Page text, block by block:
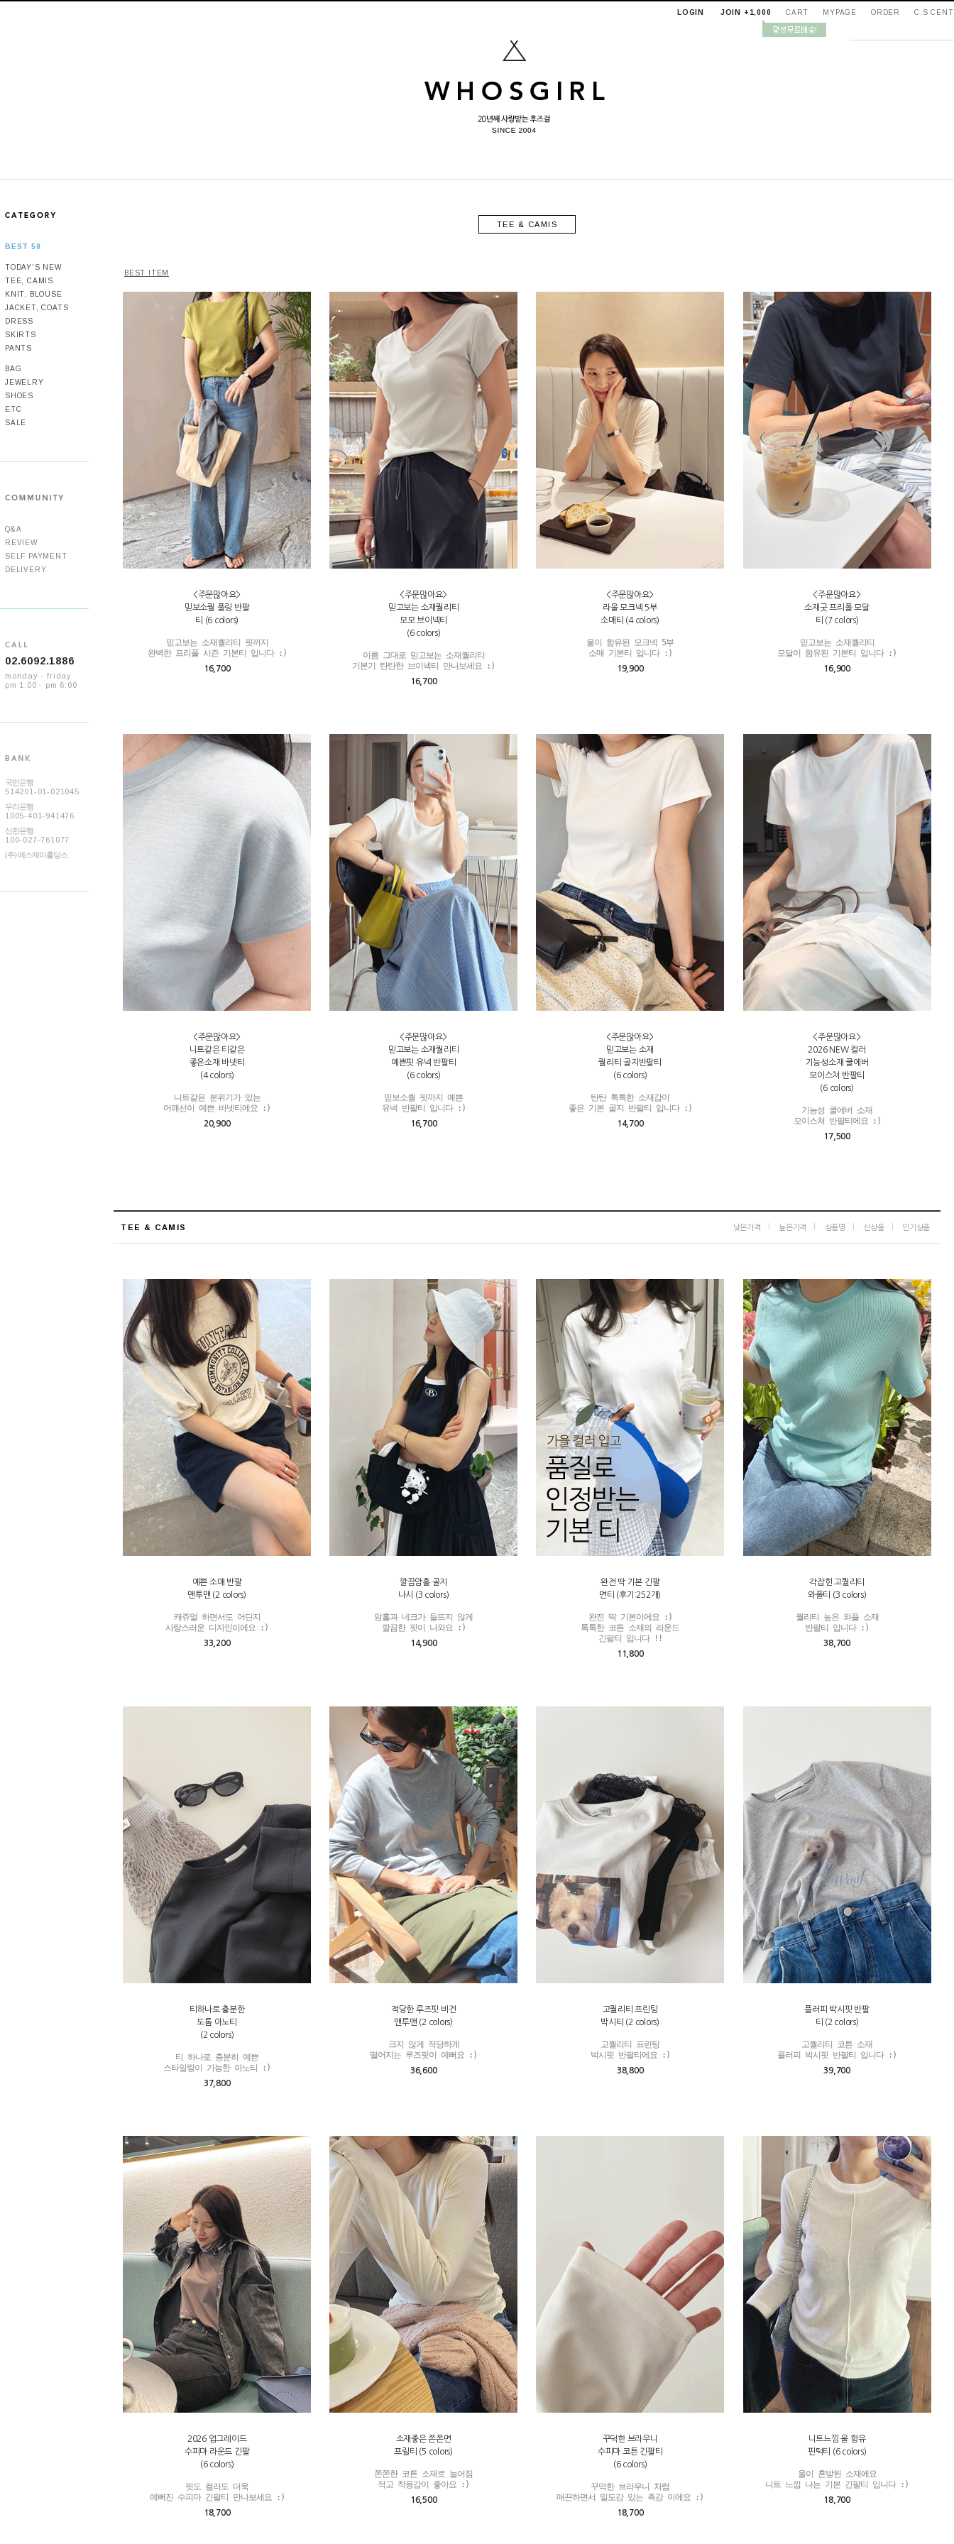
LOGIN JOIN +1,000 CART MYPAGE ORDER C.S
BEST 50
TODAY'S NEW
TEE, CAMIS
KNIT, BLOUSE
JACKET, COATS
DRESS
SKIRTS
PANTS
BAG
JEWELRY
SHOES
ETC
SALE
Q&A
REVIEW
SELF PAYMENT
DELIVERY
02.6092.1886
monday - friday
pm 1:00 - pm 6:00
국민은행
514201-01-021045
우리은행
1005-401-941476
신한은행
100-027-761077
(주) 에스제이홀딩스
TEE & CAMIS
BEST ITEM
<주문많아요>
믿보소퀄 폴링 반팔
티 (6 colors)
믿고보는 소재퀄리티 핏까지
완벽한 프리폴 시즌 기본티 입니다 :)
16,700
<주문많아요>
믿고보는 소재퀄리티
모모 브이넥티
(6 colors)
이름 그대로 믿고보는 소재퀄리티
기본기 탄탄한 브이넥티 만나보세요 :)
16,700
<주문많아요>
라울 모크넥 5부
소매티 (4 colors)
울이 함유된 모크넥 5부
소매 기본티 입니다 :)
19,900
<주문많아요>
소재굿 프리폴 모달
티 (7 colors)
믿고보는 소재퀄리티
모달이 함유된 기본티 입니다 :)
16,900
<주문많아요>
니트같은 티같은
좋은소재 바넷티
(4 colors)
니트같은 분위기가 있는
어깨선이 예쁜 바넷티에요 :)
20,900
<주문많아요>
믿고보는 소재퀄리티
예쁜핏 유넥 반팔티
(6 colors)
믿보소퀄 핏까지 예쁜
유넥 반팔티 입니다 :)
16,700
<주문많아요>
믿고보는 소재
퀄리티 골지반팔티
(6 colors)
탄탄 톡톡한 소재감이
좋은 기본 골지 반팔티 입니다 :)
14,700
<주문많아요>
2026 NEW 컬러
기능성소재 쿨에버
모이스쳐 반팔티
(6 colors)
기능성 쿨에버 소재
모이스쳐 반팔티에요 :)
17,500
TEE & CAMIS 낮은가격 높은가격 상품명 신상품 인기상품
예쁜 소매 반팔
맨투맨 (2 colors)
캐쥬얼 하면서도 어딘지
사랑스러운 디자인이에요 :)
33,200
깔끔암홀 골지
나시 (3 colors)
암홀과 네크가 들뜨지 않게
깔끔한 핏이 나와요 :)
14,900
완전 딱 기본 긴팔
면티 (후기:252개)
완전 딱 기본이에요 :)
톡톡한 코튼 소재의 라운드
긴팔티 입니다 !!
11,800
각잡힌 고퀄리티
와플티 (3 colors)
퀄리티 높은 와플 소재
반팔티 입니다 :)
38,700
티하나로 충분한
도톰 아노티
(2 colors)
티 하나로 충분히 예쁜
스타일링이 가능한 아노티 :)
37,800
적당한 루즈핏 비건
맨투맨 (2 colors)
크지 않게 적당하게
떨어지는 루즈핏이 예뻐요 :)
36,600
고퀄리티 프린팅
박시티 (2 colors)
고퀄리티 프린팅
박시핏 반팔티에요 :)
38,800
플러피 박시핏 반팔
티 (2 colors)
고퀄리티 코튼 소재
플러피 박시핏 반팔티 입니다 :)
39,700
2026 업그레이드
수피마 라운드 긴팔
(6 colors)
핏도 컬러도 더욱
예뻐진 수피마 긴팔티 만나보세요 :)
18,700
소재좋은 쫀쫀면
프릴티 (5 colors)
쫀쫀한 코튼 소재로 늘어짐
적고 착용감이 좋아요 :)
16,500
꾸덕한 브라우니
수피마 코튼 긴팔티
(6 colors)
꾸덕한 브라우니 처럼
매끈하면서 밀도감 있는 촉감 이에요 :)
18,700
니트느낌 울 함유
핀턱티 (6 colors)
울이 혼방된 소재에요
니트 느낌 나는 기본 긴팔티 입니다 :)
18,700